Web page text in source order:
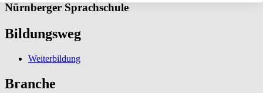
Nürnberger Sprachschule
Bildungsweg
Weiterbildung
Branche